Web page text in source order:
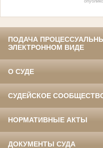
ПОДАЧА
ЭЛЕКТРОННОМ ВИДЕ
О СУДЕ
СУДЕЙСКОЕ
НОРМАТИВНЫЕ АКТЫ
ДОКУМЕНТЫ СУДА